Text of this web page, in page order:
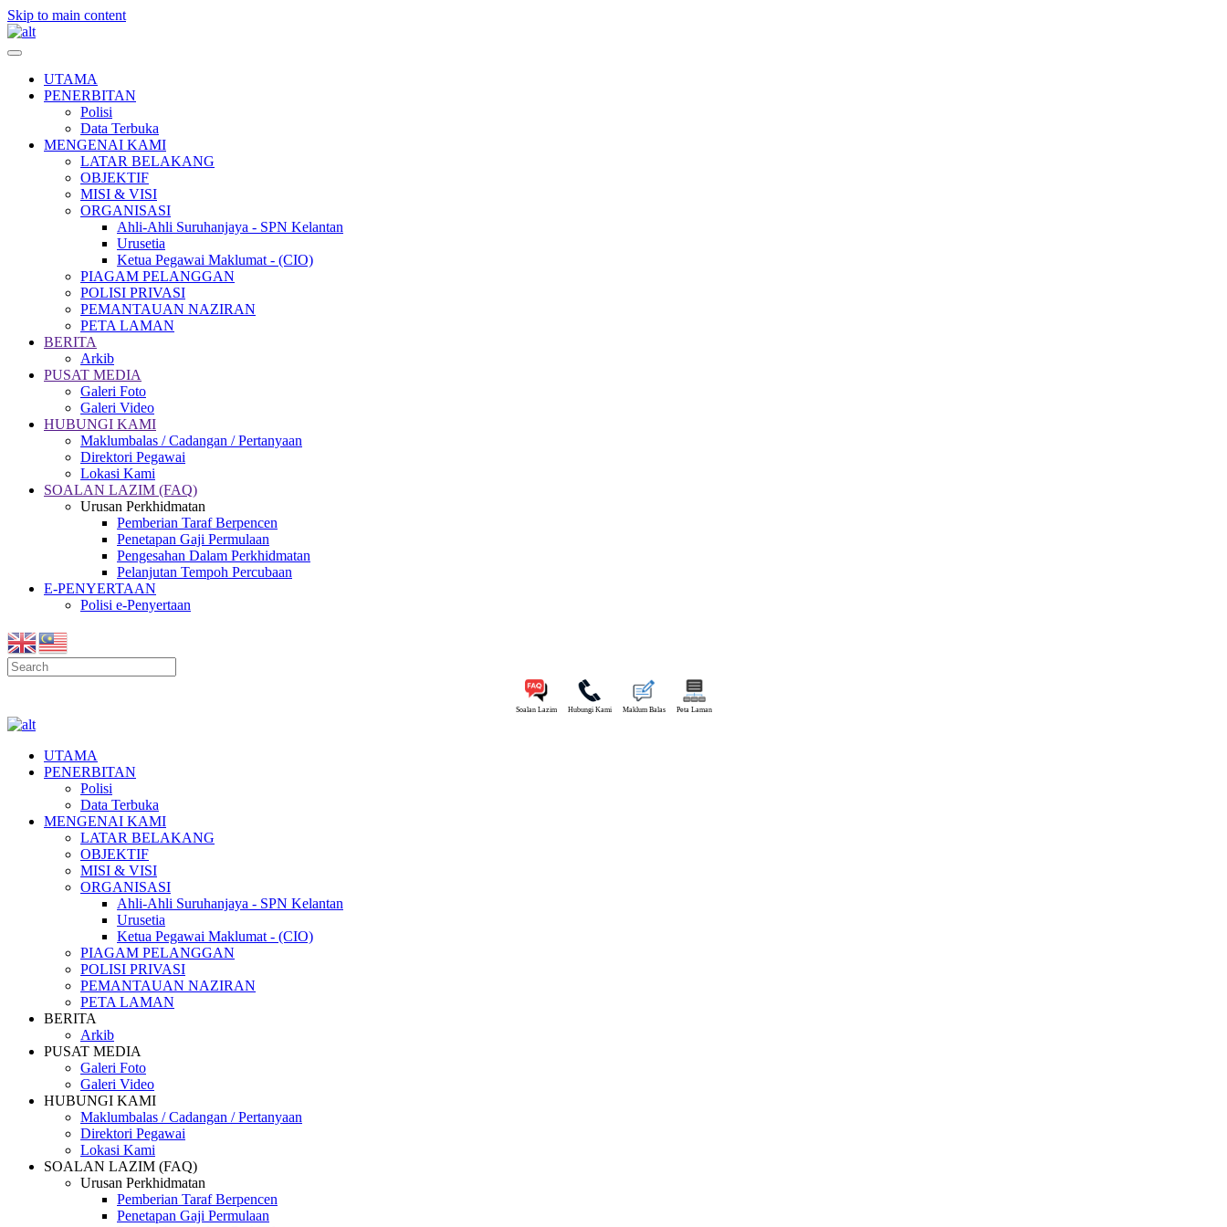
Skip to main content
UTAMA
PENERBITAN
Polisi
Data Terbuka
MENGENAI KAMI
LATAR BELAKANG
OBJEKTIF
MISI & VISI
ORGANISASI
Ahli-Ahli Suruhanjaya - SPN Kelantan
Urusetia
Ketua Pegawai Maklumat - (CIO)
PIAGAM PELANGGAN
POLISI PRIVASI
PEMANTAUAN NAZIRAN
PETA LAMAN
BERITA
Arkib
PUSAT MEDIA
Galeri Foto
Galeri Video
HUBUNGI KAMI
Maklumbalas / Cadangan / Pertanyaan
Direktori Pegawai
Lokasi Kami
SOALAN LAZIM (FAQ)
Urusan Perkhidmatan
Pemberian Taraf Berpencen
Penetapan Gaji Permulaan
Pengesahan Dalam Perkhidmatan
Pelanjutan Tempoh Percubaan
E-PENYERTAAN
Polisi e-Penyertaan
Soalan Lazim Hubungi Kami Maklum Balas Peta Laman
UTAMA
PENERBITAN
Polisi
Data Terbuka
MENGENAI KAMI
LATAR BELAKANG
OBJEKTIF
MISI & VISI
ORGANISASI
Ahli-Ahli Suruhanjaya - SPN Kelantan
Urusetia
Ketua Pegawai Maklumat - (CIO)
PIAGAM PELANGGAN
POLISI PRIVASI
PEMANTAUAN NAZIRAN
PETA LAMAN
BERITA
Arkib
PUSAT MEDIA
Galeri Foto
Galeri Video
HUBUNGI KAMI
Maklumbalas / Cadangan / Pertanyaan
Direktori Pegawai
Lokasi Kami
SOALAN LAZIM (FAQ)
Urusan Perkhidmatan
Pemberian Taraf Berpencen
Penetapan Gaji Permulaan